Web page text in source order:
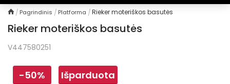
Pagrindinis Platforma Rieker moteriškos basutės
Rieker moteriškos basutės
V447580251
-50% Išparduota